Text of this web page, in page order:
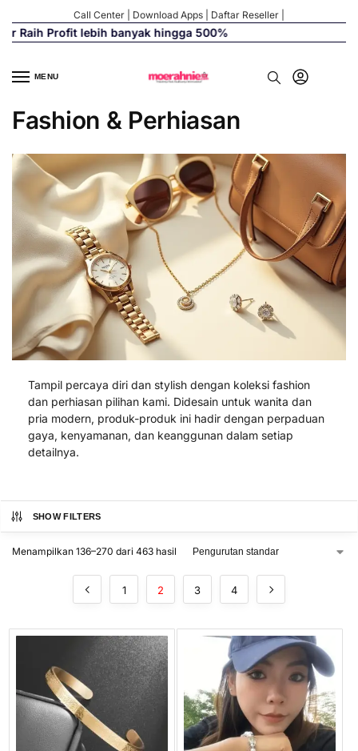
Call Center Download Apps Daftar Reseller
banyak hingga 500%
MENU
Fashion & Perhiasan
Tampil percaya diri dan stylish dengan koleksi fashion
dan perhiasan pilihan kami. Didesain untuk wanita dan
pria modern, produk-produk ini hadir dengan perpaduan
gaya, kenyamanan, dan keanggunan dalam setiap
detailnya.
SHOW FILTERS
Menampilkan 136–270 dari 463 hasil
1 2 3 4